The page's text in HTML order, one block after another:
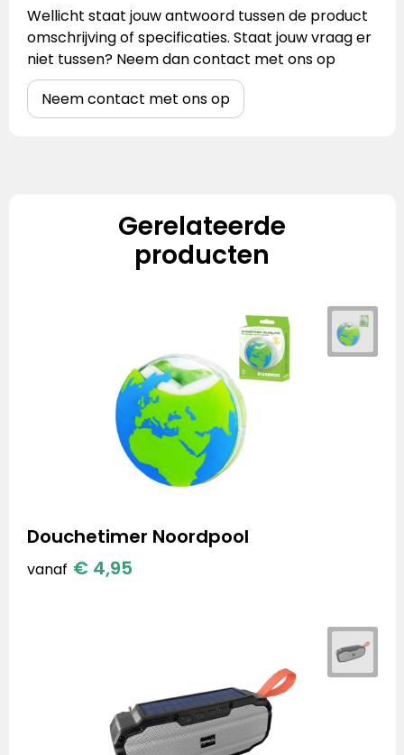
Wellicht staat jouw antwoord tussen de product
omschrijving of specificaties. Staat jouw vraag er
niet tussen? Neem dan contact met ons op
Neem contact met ons op
Gerelateerde
producten
Douchetimer Noordpool
vanaf € 4,95